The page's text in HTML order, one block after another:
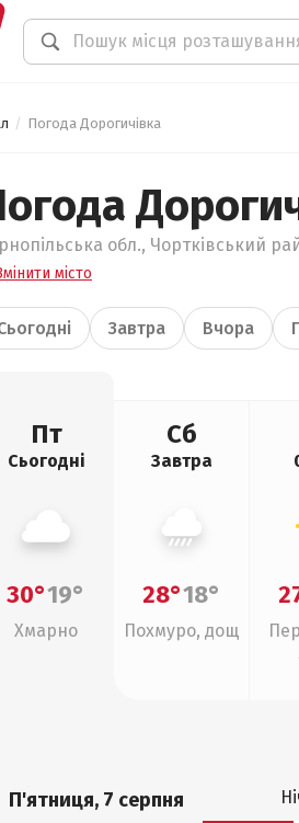
Погода Дорогичівка
обл., Чортківський
місто
Завтра Вчора
Пт
Сьогодні
30°19°
Хмарно
Сб
Завтра
28°18°
Похмуро, дощ
П'ятниця, 7 серпня